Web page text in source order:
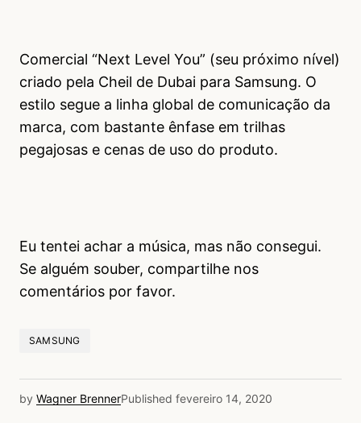
Comercial “Next Level You” (seu próximo nível)
criado pela Cheil de Dubai para Samsung. O
estilo segue a linha global de comunicação da
marca, com bastante ênfase em trilhas
pegajosas e cenas de uso do produto.
Eu tentei achar a música, mas não consegui.
Se alguém souber, compartilhe nos
comentários por favor.
SAMSUNG
by Wagner BrennerPublished fevereiro 14, 2020